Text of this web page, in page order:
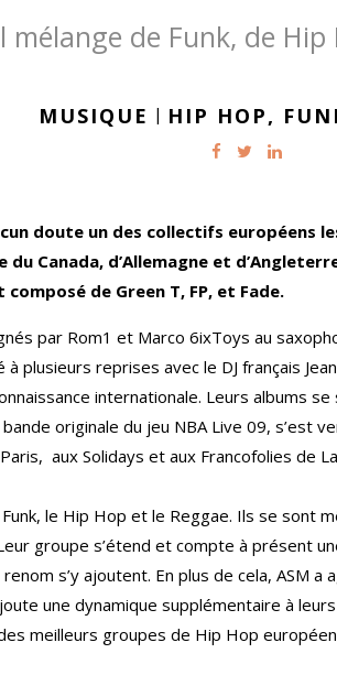
mélange de Funk, de Hip
MUSIQUE | HIP HOP,
doute un des collectifs
Canada, d’Allemagne et
de Green T, FP, et Fade.
par Rom1 et Marco 6ixToys au
plusieurs reprises avec le DJ français
internationale. Leurs albums
originale du jeu NBA Live 09, s’est
aux Solidays et aux Francofolies de
le Hip Hop et le Reggae. Ils se sont
groupe s’étend et compte à présent
s’y ajoutent. En plus de cela, ASM a
une dynamique supplémentaire à
meilleurs groupes de Hip Hop